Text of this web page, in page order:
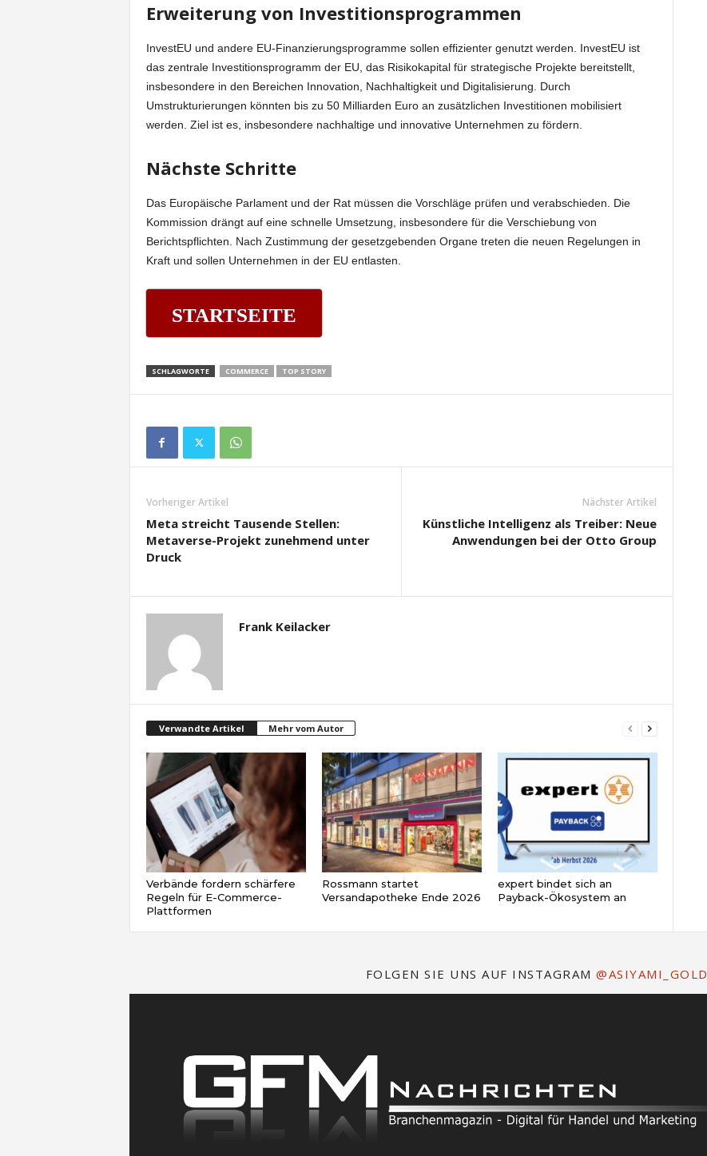
Erweiterung von Investitionsprogrammen
InvestEU und andere EU-Finanzierungsprogramme sollen effizienter genutzt werden. InvestEU ist
das zentrale Investitionsprogramm der EU, das Risikokapital für strategische Projekte bereitstellt,
insbesondere in den Bereichen Innovation, Nachhaltigkeit und Digitalisierung. Durch
Umstrukturierungen könnten bis zu 50 Milliarden Euro an zusätzlichen Investitionen mobilisiert
werden. Ziel ist es, insbesondere nachhaltige und innovative Unternehmen zu fördern.
Nächste Schritte
Das Europäische Parlament und der Rat müssen die Vorschläge prüfen und verabschieden. Die
Kommission drängt auf eine schnelle Umsetzung, insbesondere für die Verschiebung von
Berichtspflichten. Nach Zustimmung der gesetzgebenden Organe treten die neuen Regelungen in
Kraft und sollen Unternehmen in der EU entlasten.
STARTSEITE
SCHLAGWORTE COMMERCE TOP STORY
Vorheriger Artikel
Meta streicht Tausende Stellen:
Metaverse-Projekt zunehmend unter
Druck
Nächster Artikel
Künstliche Intelligenz als Treiber: Neue
Anwendungen bei der Otto Group
Frank Keilacker
Verwandte Artikel Mehr vom Autor
Verbände fordern schärfere
Regeln für E-Commerce-
Plattformen
Rossmann startet
Versandapotheke Ende 2026
expert bindet sich an
Payback-Ökosystem an
FOLGEN SIE UNS AUF INSTAGRAM @ASIYAMI_GOLD